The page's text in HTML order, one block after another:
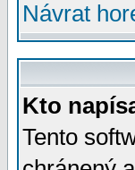
Návrat
Kto
Tento